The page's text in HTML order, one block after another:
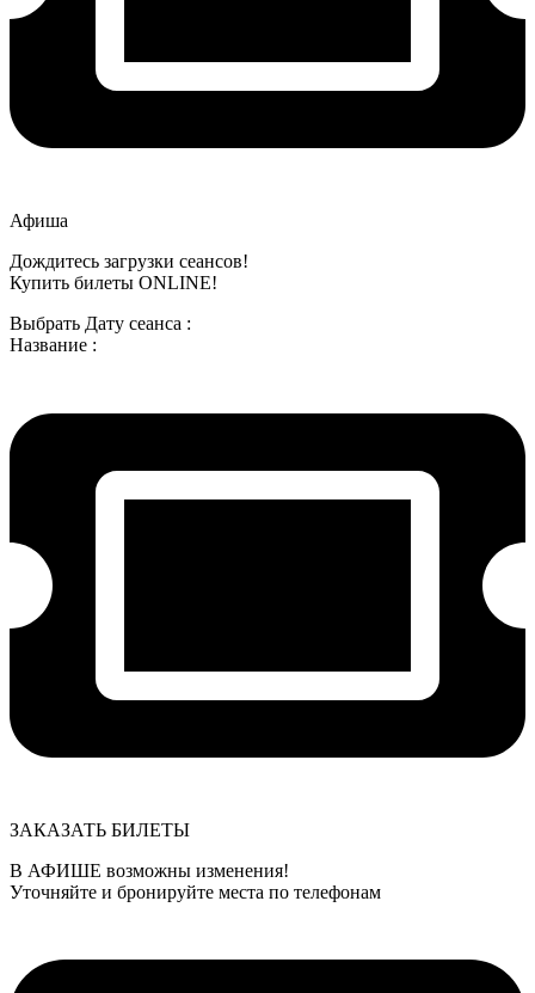
Афиша
Дождитесь загрузки сеансов!
Купить билеты ONLINE!
Выбрать Дату сеанса :
Название :
ЗАКАЗАТЬ БИЛЕТЫ
В АФИШЕ возможны изменения!
Уточняйте и бронируйте места по телефонам